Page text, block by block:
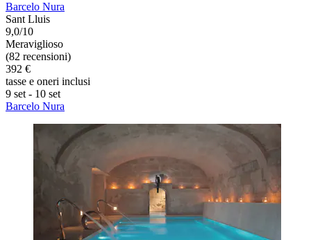
Barcelo Nura
Sant Lluis
9,0/10
Meraviglioso
(82 recensioni)
392 €
tasse e oneri inclusi
9 set - 10 set
Barcelo Nura